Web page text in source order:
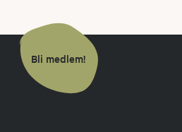
Bli medlem!